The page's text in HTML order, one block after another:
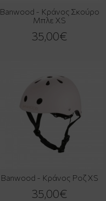
Banwood - Κράνος Σκούρο
Μπλε XS
35,00€
Banwood - Κράνος Ροζ XS
35,00€